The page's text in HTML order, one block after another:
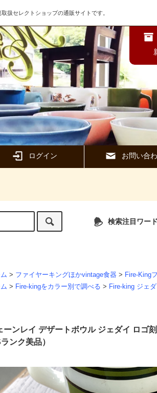
扱セレクトショップの通販サイトです。
ログイン お問い合
検索注目ワード
> ファイヤーキングほかvintage食器 > Fire-King
> Fire-kingをカラー別で調べる > Fire-king ジェダ
ーンレイ デザートボウル ジェダイ ロゴ
ランク美品）